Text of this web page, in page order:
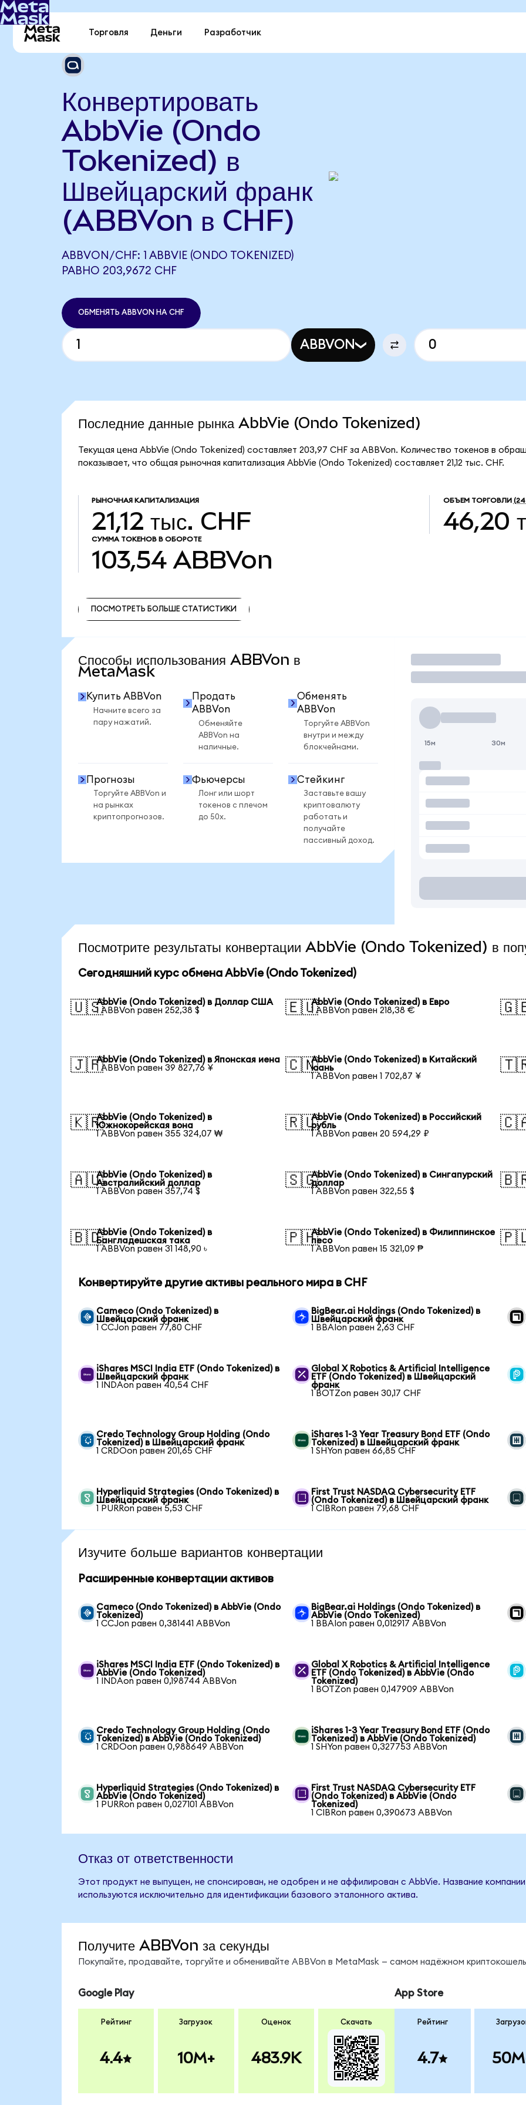
Торговля Деньги Разработчик
Конвертировать
AbbVie (Ondo
Tokenized) в
Швейцарский франк
(ABBVon в CHF)
ABBVON/CHF: 1 ABBVIE (ONDO TOKENIZED)
РАВНО 203,9672 CHF
ОБМЕНЯТЬ ABBVON НА CHF
ABBVON
Последние данные рынка AbbVie (Ondo Tokenized)
Текущая цена AbbVie (Ondo Tokenized) составляет 203,97 CHF за ABBVon. Количество токенов в
показывает, что общая рыночная капитализация AbbVie (Ondo Tokenized) составляет 21,12 тыс. CHF.
РЫНОЧНАЯ КАПИТАЛИЗАЦИЯ
21,12 тыс. CHF
ОБЪЕМ ТОРГОВЛИ (24
46,20
СУММА ТОКЕНОВ В ОБОРОТЕ
103,54 ABBVon
ПОСМОТРЕТЬ БОЛЬШЕ СТАТИСТИКИ
Способы использования ABBVon в
MetaMask
Купить ABBVon
Начните всего за
пару нажатий.
Продать
ABBVon
Обменяйте
ABBVon на
наличные.
Обменять
ABBVon
Торгуйте ABBVon
внутри и между
блокчейнами.
Прогнозы
Торгуйте ABBVon и
на рынках
криптопрогнозов.
Фьючерсы
Лонг или шорт
токенов с плечом
до 50x.
Стейкинг
Заставьте вашу
криптовалюту
работать и
получайте
пассивный доход.
Торговать
15м 30м
Посмотрите результаты конвертации AbbVie (Ondo Tokenized) в
Сегодняшний курс обмена AbbVie (Ondo Tokenized)
🇺🇸AbbVie (Ondo Tokenized) в Доллар США
1 ABBVon равен 252,38 $
🇪🇺AbbVie (Ondo Tokenized) в Евро
1 ABBVon равен 218,38 €
🇯🇵AbbVie (Ondo Tokenized) в Японская иена
1 ABBVon равен 39 827,76 ¥
🇨🇳AbbVie (Ondo Tokenized) в Китайский
юань
1 ABBVon равен 1 702,87 ¥
🇰🇷AbbVie (Ondo Tokenized) в
Южнокорейская вона
1 ABBVon равен 355 324,07 ₩
🇷🇺AbbVie (Ondo Tokenized) в Российский
рубль
1 ABBVon равен 20 594,29 ₽
🇦🇺AbbVie (Ondo Tokenized) в
Австралийский доллар
1 ABBVon равен 357,74 $
🇸🇬AbbVie (Ondo Tokenized) в Сингапурский
доллар
1 ABBVon равен 322,55 $
🇧🇩AbbVie (Ondo Tokenized) в
Бангладешская така
1 ABBVon равен 31 148,90 ৳
🇵🇭AbbVie (Ondo Tokenized) в Филиппинское
песо
1 ABBVon равен 15 321,09 ₱
Конвертируйте другие активы реального мира в CHF
Cameco (Ondo Tokenized) в
Швейцарский франк
1 CCJon равен 77,80 CHF
BigBear.ai Holdings (Ondo Tokenized) в
Швейцарский франк
1 BBAIon равен 2,63 CHF
iShares MSCI India ETF (Ondo Tokenized) в
Швейцарский франк
1 INDAon равен 40,54 CHF
Global X Robotics & Artificial Intelligence
ETF (Ondo Tokenized) в Швейцарский
франк
1 BOTZon равен 30,17 CHF
Credo Technology Group Holding (Ondo
Tokenized) в Швейцарский франк
1 CRDOon равен 201,65 CHF
iShares 1-3 Year Treasury Bond ETF (Ondo
Tokenized) в Швейцарский франк
1 SHYon равен 66,85 CHF
Hyperliquid Strategies (Ondo Tokenized) в
Швейцарский франк
1 PURRon равен 5,53 CHF
First Trust NASDAQ Cybersecurity ETF
(Ondo Tokenized) в Швейцарский франк
1 CIBRon равен 79,68 CHF
Изучите больше вариантов конвертации
Расширенные конвертации активов
Cameco (Ondo Tokenized) в AbbVie (Ondo
Tokenized)
1 CCJon равен 0,381441 ABBVon
BigBear.ai Holdings (Ondo Tokenized) в
AbbVie (Ondo Tokenized)
1 BBAIon равен 0,012917 ABBVon
iShares MSCI India ETF (Ondo Tokenized) в
AbbVie (Ondo Tokenized)
1 INDAon равен 0,198744 ABBVon
Global X Robotics & Artificial Intelligence
ETF (Ondo Tokenized) в AbbVie (Ondo
Tokenized)
1 BOTZon равен 0,147909 ABBVon
Credo Technology Group Holding (Ondo
Tokenized) в AbbVie (Ondo Tokenized)
1 CRDOon равен 0,988649 ABBVon
iShares 1-3 Year Treasury Bond ETF (Ondo
Tokenized) в AbbVie (Ondo Tokenized)
1 SHYon равен 0,327753 ABBVon
Hyperliquid Strategies (Ondo Tokenized) в
AbbVie (Ondo Tokenized)
1 PURRon равен 0,027101 ABBVon
First Trust NASDAQ Cybersecurity ETF
(Ondo Tokenized) в AbbVie (Ondo
Tokenized)
1 CIBRon равен 0,390673 ABBVon
Отказ от ответственности
Этот продукт не выпущен, не спонсирован, не одобрен и не аффилирован с AbbVie. Название
используются исключительно для идентификации базового эталонного актива.
Получите ABBVon за секунды
Покупайте, продавайте, торгуйте и обменивайте ABBVon в MetaMask — самом надёжном
Google Play
Рейтинг
4.4
Загрузок
10M+
Оценок
483.9K
Скачать
App Store
Рейтинг
4.7